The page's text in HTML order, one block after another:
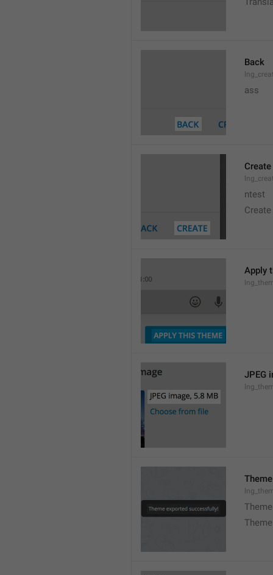
Back
ass
Create
ntest
Apply
JPEG